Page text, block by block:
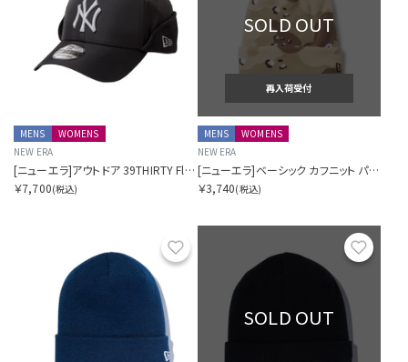
MENS
WOMENS
NEW ERA
[ニューエラ]アウトドア 39THIRTY Flip Down Octa CPCP ニューヨーク・ヤンキースアウトドア
￥7,700(税込)
SOLD OUT
再入荷受付
MENS
WOMENS
NEW ERA
[ニューエラ]ベーシック カフニット パターン
￥3,740(税込)
お気に入り
SOLD OUT